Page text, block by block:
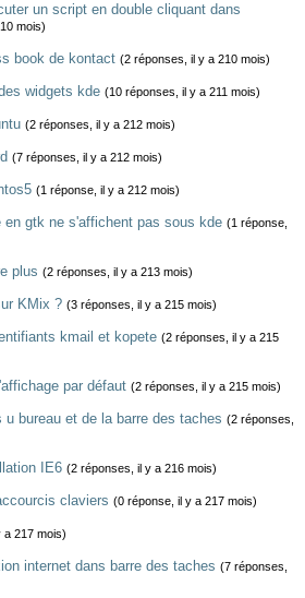
un script en double cliquant dans
mois)
book de kontact (2 réponses, il y a 210 mois)
widgets kde (10 réponses, il y a 211 mois)
(2 réponses, il y a 212 mois)
(7 réponses, il y a 212 mois)
(1 réponse, il y a 212 mois)
en gtk ne s'affichent pas sous kde (1 réponse,
plus (2 réponses, il y a 213 mois)
KMix ? (3 réponses, il y a 215 mois)
kmail et kopete (2 réponses, il y a 215
par défaut (2 réponses, il y a 215 mois)
bureau et de la barre des taches (2 réponses,
IE6 (2 réponses, il y a 216 mois)
claviers (0 réponse, il y a 217 mois)
a 217 mois)
internet dans barre des taches (7 réponses,